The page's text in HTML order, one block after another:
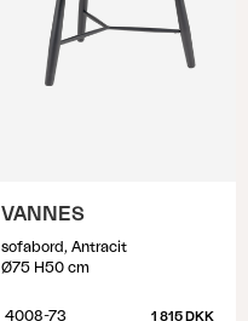
VANNES
sofabord, Antracit
Ø75 H50 cm
4008-73 1 815 DKK